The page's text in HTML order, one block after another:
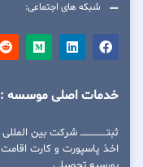
شبکه های اجتماعی:
خدمات اصلی موسسه :
ثبتــــــــــــــــ شرکت بین المللی
اخذ پاسپورت و کارت اقامت